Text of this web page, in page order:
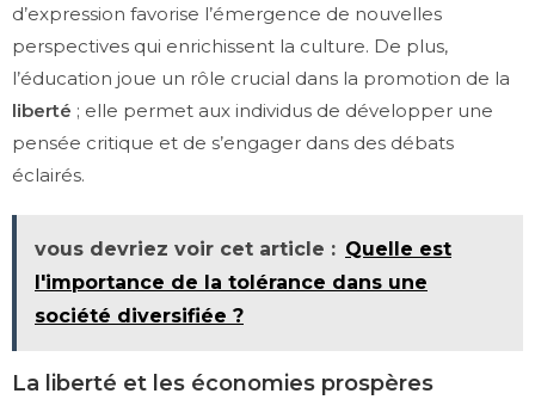
d’expression favorise l’émergence de nouvelles
perspectives qui enrichissent la culture. De plus,
l’éducation joue un rôle crucial dans la promotion de la
liberté ; elle permet aux individus de développer une
pensée critique et de s’engager dans des débats
éclairés.
vous devriez voir cet article : Quelle est
l'importance de la tolérance dans une
société diversifiée ?
La liberté et les économies prospères